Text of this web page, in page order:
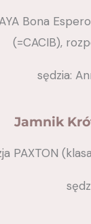
Bona
(=CACIB),
sędzia:
Jamnik
PAXTON